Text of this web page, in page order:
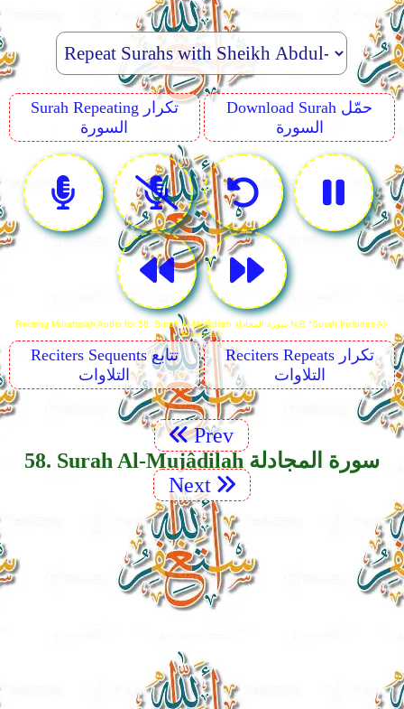
Surah Repeating تكرار
السورة
Download Surah حمّل
السورة
Reciting Murattalah Audio for 58. Surah Al-Mujâdilah سورة المجادلة N.B *Surah Includes Al-
Basmalah
Reciters Sequents تتابع
التلاوات
Reciters Repeats تكرار
التلاوات
Prev
58. Surah Al-Mujâdilah سورة المجادلة
Next